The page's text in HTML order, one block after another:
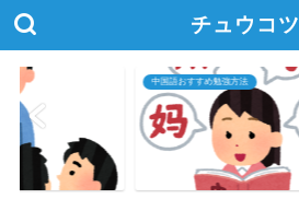
チュウコツ
中国語おすすめ勉強方法